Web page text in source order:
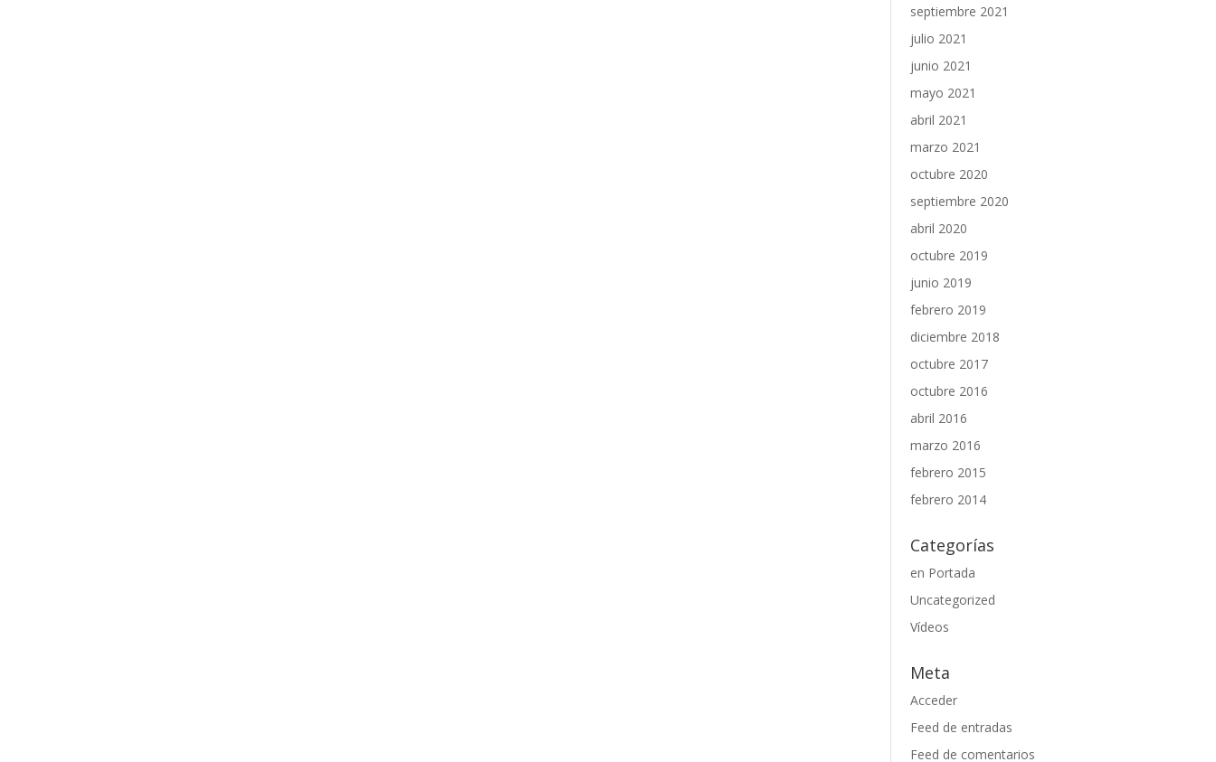
septiembre 2021
julio 2021
junio 2021
mayo 2021
abril 2021
marzo 2021
octubre 2020
septiembre 2020
abril 2020
octubre 2019
junio 2019
febrero 2019
diciembre 2018
octubre 2017
octubre 2016
abril 2016
marzo 2016
febrero 2015
febrero 2014
Categorías
en Portada
Uncategorized
Vídeos
Meta
Acceder
Feed de entradas
Feed de comentarios